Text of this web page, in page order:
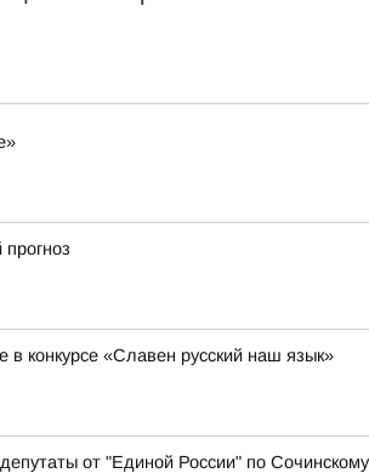
в конкурсе «Славен русский наш язык»
от "Единой России" по